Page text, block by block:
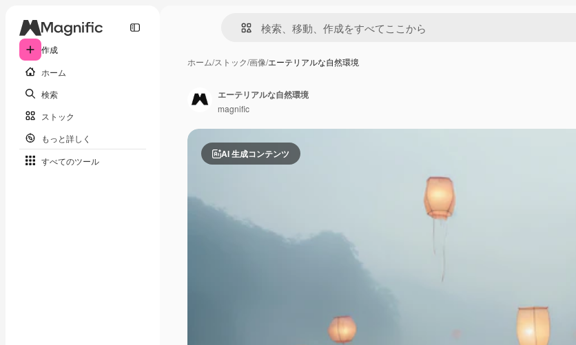
作成
ホーム
検索
ストック
もっと詳しく
すべてのツール
ホーム/ストック/画像/エーテリアルな自然環境
AI 生成コンテンツ
エーテリアルな自然環境
magnific